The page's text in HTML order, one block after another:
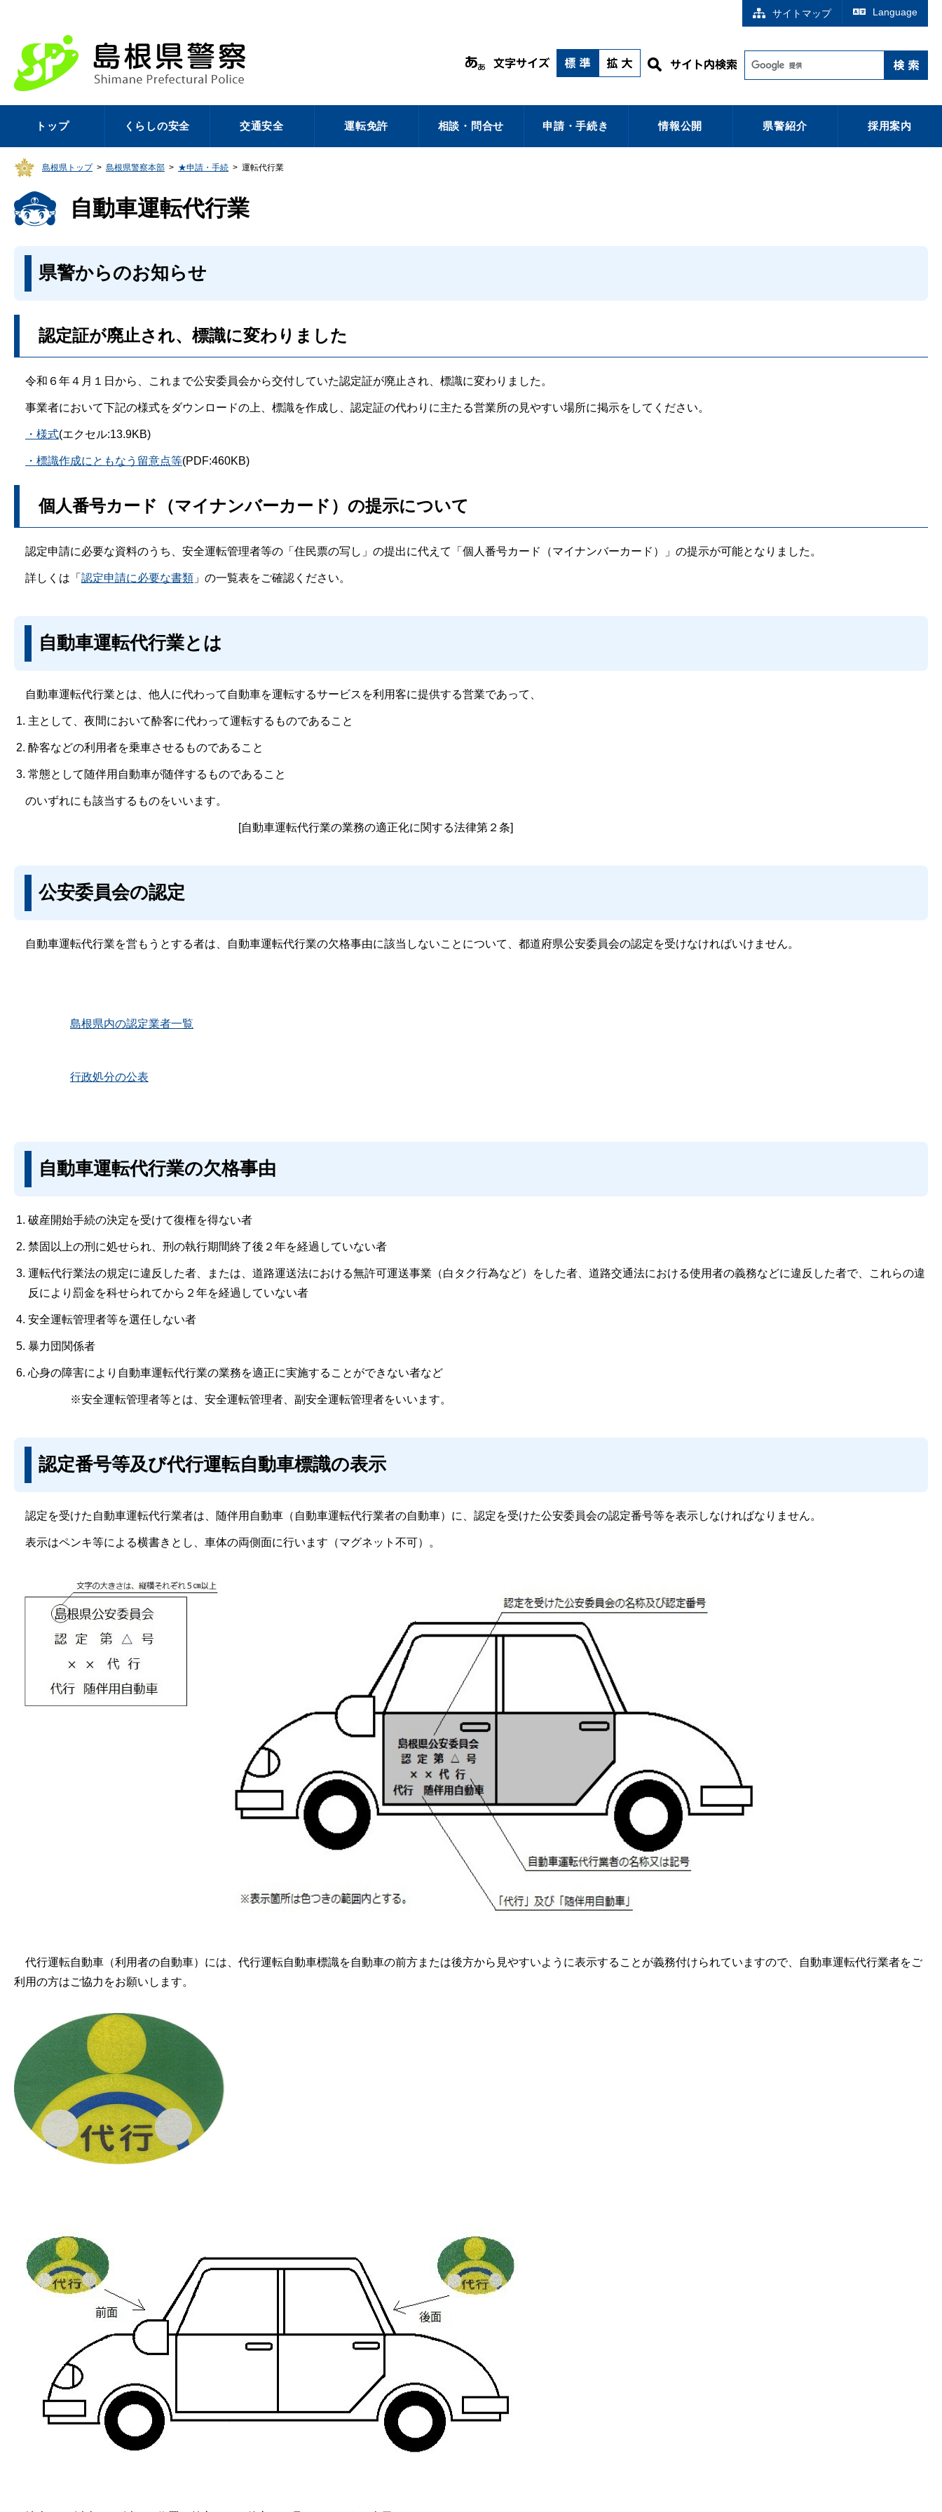
サイトマップ Language
トップ くらしの安全 交通安全 運転免許 相談・問合せ 申請・手続き 情報公開 県警紹介 採用案内
島根県トップ > 島根県警察本部 > ★申請・手続 > 運転代行業
自動車運転代行業
県警からのお知らせ
認定証が廃止され、標識に変わりました
令和６年４月１日から、これまで公安委員会から交付していた認定証が廃止され、標識に変わりました。
事業者において下記の様式をダウンロードの上、標識を作成し、認定証の代わりに主たる営業所の見やすい場所に掲示をしてください。
・様式(エクセル:13.9KB)
・標識作成にともなう留意点等(PDF:460KB)
個人番号カード（マイナンバーカード）の提示について
認定申請に必要な資料のうち、安全運転管理者等の「住民票の写し」の提出に代えて「個人番号カード（マイナンバーカード）」の提示が可能となりました。
詳しくは「 認定申請に必要な書類 」の一覧表をご確認ください。
自動車運転代行業とは
自動車運転代行業とは、他人に代わって自動車を運転するサービスを利用客に提供する営業であって、
主として、夜間において酔客に代わって運転するものであること
酔客などの利用者を乗車させるものであること
常態として随伴用自動車が随伴するものであること
のいずれにも該当するものをいいます。
[自動車運転代行業の業務の適正化に関する法律第２条]
公安委員会の認定
自動車運転代行業を営もうとする者は、自動車運転代行業の欠格事由に該当しないことについて、都道府県公安委員会の認定を受けなければいけません。
島根県内の認定業者一覧
行政処分の公表
自動車運転代行業の欠格事由
破産開始手続の決定を受けて復権を得ない者
禁固以上の刑に処せられ、刑の執行期間終了後２年を経過していない者
運転代行業法の規定に違反した者、または、道路運送法における無許可運送事業（白タク行為など）をした者、道路交通法における使用者の義務などに違反した者で、これらの違
反により罰金を科せられてから２年を経過していない者
安全運転管理者等を選任しない者
暴力団関係者
心身の障害により自動車運転代行業の業務を適正に実施することができない者など
※安全運転管理者等とは、安全運転管理者、副安全運転管理者をいいます。
認定番号等及び代行運転自動車標識の表示
認定を受けた自動車運転代行業者は、随伴用自動車（自動車運転代行業者の自動車）に、認定を受けた公安委員会の認定番号等を表示しなければなりません。
表示はペンキ等による横書きとし、車体の両側面に行います（マグネット不可）。
代行運転自動車（利用者の自動車）には、代行運転自動車標識を自動車の前方または後方から見やすいように表示することが義務付けられていますので、自動車運転代行業者をご
利用の方はご協力をお願いします。